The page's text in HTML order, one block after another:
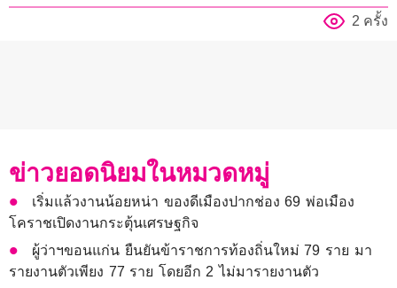
2 ครั้ง
ข่าวยอดนิยมในหมวดหมู่
เริ่มแล้วงานน้อยหน่า ของดีเมืองปากช่อง 69 พ่อเมือง
โคราชเปิดงานกระตุ้นเศรษฐกิจ
ผู้ว่าฯขอนแก่น ยืนยันข้าราชการท้องถิ่นใหม่ 79 ราย มา
รายงานตัวเพียง 77 ราย โดยอีก 2 ไม่มารายงานตัว